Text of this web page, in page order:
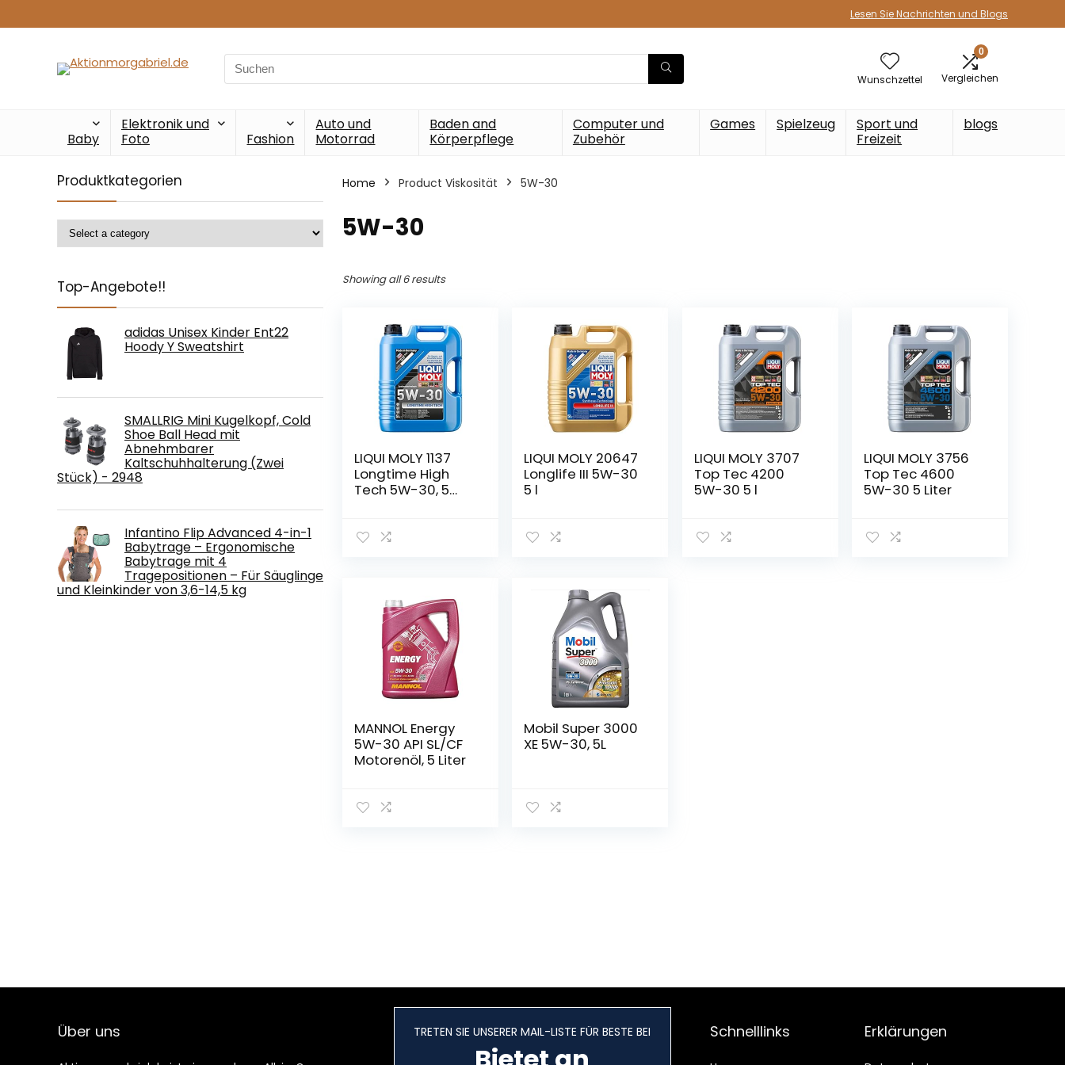
Lesen Sie Nachrichten und Blogs
Search
for:
Wunschzettel
0
Vergleichen
Baby
Elektronik und
Foto
Fashion
Auto und
Motorrad
Baden and
Körperpflege
Computer und
Zubehör
Games Spielzeug
Sport und
Freizeit
blogs
Produktkategorien
Top-Angebote!!
adidas Unisex Kinder Ent22
Hoody Y Sweatshirt
SMALLRIG Mini Kugelkopf, Cold
Shoe Ball Head mit
Abnehmbarer
Kaltschuhhalterung (Zwei
Stück) - 2948
Infantino Flip Advanced 4-in-1
Babytrage – Ergonomische
Babytrage mit 4
Tragepositionen – Für Säuglinge
und Kleinkinder von 3,6-14,5 kg
Home Product Viskosität ‎5W-30
‎5W-30
Showing all 6 results
LIQUI MOLY 1137
Longtime High
Tech 5W-30, 5
LIQUI MOLY 20647
Longlife III 5W-30
5 l
LIQUI MOLY 3707
Top Tec 4200
5W-30 5 l
LIQUI MOLY 3756
Top Tec 4600
5W-30 5 Liter
MANNOL Energy
5W-30 API SL/CF
Motorenöl, 5 Liter
Mobil Super 3000
XE 5W-30, 5L
Über uns TRETEN SIE UNSERER MAIL-LISTE FÜR BESTE BEI Schnelllinks Erklärungen